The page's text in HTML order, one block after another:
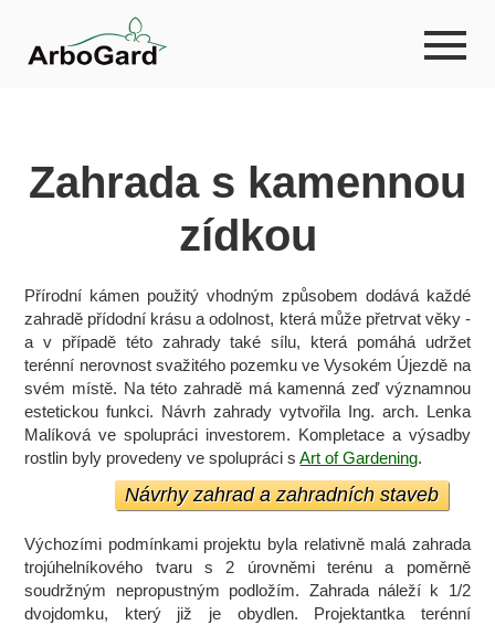
Zahrada s kamennou
zídkou
Přírodní kámen použitý vhodným způsobem dodává každé
zahradě přídodní krásu a odolnost, která může přetrvat věky -
a v případě této zahrady také sílu, která pomáhá udržet
terénní nerovnost svažitého pozemku ve Vysokém Újezdě na
svém místě. Na této zahradě má kamenná zeď významnou
estetickou funkci. Návrh zahrady vytvořila Ing. arch. Lenka
Malíková ve spolupráci investorem. Kompletace a výsadby
rostlin byly provedeny ve spolupráci sArt of Gardening.
Návrhy zahrad a zahradních staveb
Výchozími podmínkami projektu byla relativně malá zahrada
trojúhelníkového tvaru s 2 úrovněmi terénu a poměrně
soudržným nepropustným podložím. Zahrada náleží k 1/2
dvojdomku, který již je obydlen. Projektantka terénní